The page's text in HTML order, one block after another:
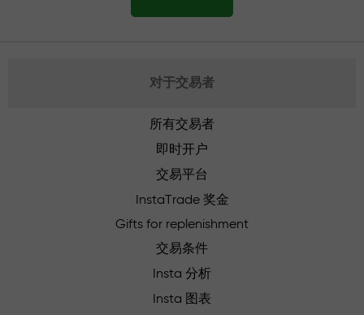
对于交易者
所有交易者
即时开户
交易平台
InstaTrade 奖金
Gifts for replenishment
交易条件
Insta 分析
Insta 图表